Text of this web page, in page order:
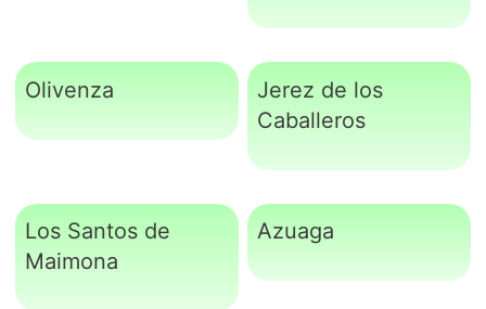
Olivenza
Jerez de los
Caballeros
Los Santos de
Maimona
Azuaga